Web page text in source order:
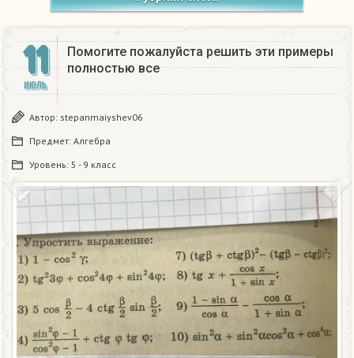
11
ИЮЛЬ
Помогите пожалуйста решить эти примеры
полностью все​
Автор: stepanmaiyshev06
Предмет: Алгебра
Уровень: 5 - 9 класс